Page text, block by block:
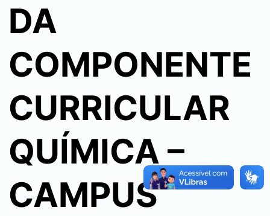
DA
COMPONENTE
CURRICULAR
QUÍMICA –
CAMPUS